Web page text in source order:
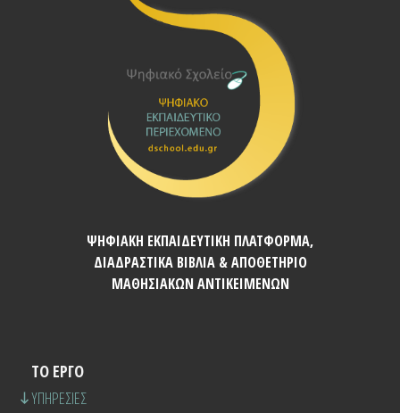
ΨΗΦΙΑΚΗ ΕΚΠΑΙΔΕΥΤΙΚΗ ΠΛΑΤΦΟΡΜΑ,
ΔΙΑΔΡΑΣΤΙΚΑ ΒΙΒΛΙΑ & ΑΠΟΘΕΤΗΡΙΟ
ΜΑΘΗΣΙΑΚΩΝ ΑΝΤΙΚΕΙΜΕΝΩΝ
ΤΟ ΕΡΓΟ
ΥΠΗΡΕΣΙΕΣ